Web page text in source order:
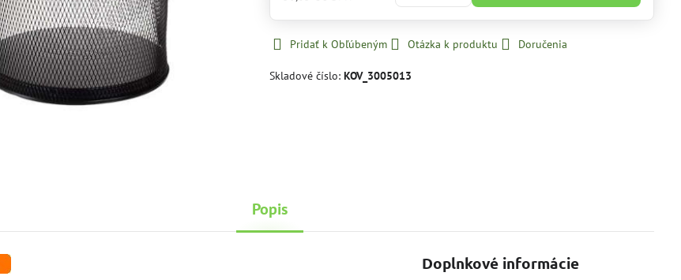
Pridať k Obľúbeným Otázka k produktu Doručenia
Skladové číslo:KOV_3005013
Popis
Doplnkové informácie